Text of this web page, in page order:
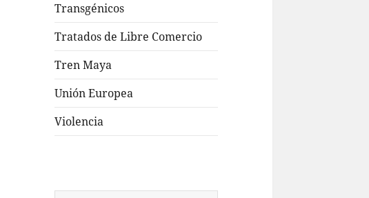
Transgénicos
Tratados de Libre Comercio
Tren Maya
Unión Europea
Violencia